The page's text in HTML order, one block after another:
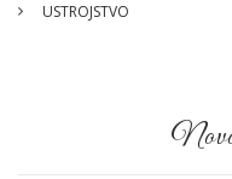
USTROJSTVO